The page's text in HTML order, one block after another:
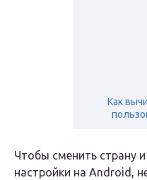
Как
Чтобы сменить страну
настройки на Android,